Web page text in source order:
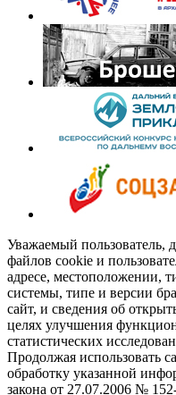
Уважаемый пользователь,
файлов cookie и
адресе, местоположении,
системы, типе и версии
сайт, и сведения об
целях улучшения
статистических
Продолжая использовать
обработку указанной
закона от 27.07.2006 №